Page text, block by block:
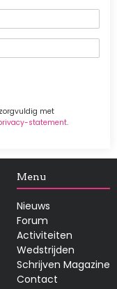
met
statement.
Menu
Nieuws
Forum
Activiteiten
Wedstrijden
Schrijven Magazine
Contact